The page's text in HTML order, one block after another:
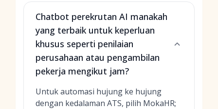
Chatbot perekrutan AI manakah
yang terbaik untuk keperluan
khusus seperti penilaian
perusahaan atau pengambilan
pekerja mengikut jam?
Untuk automasi hujung ke hujung
dengan kedalaman ATS, pilih MokaHR;